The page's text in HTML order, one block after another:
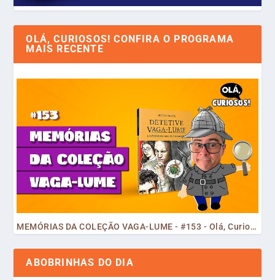
OLÁ, CURIOSOS! CONFIRA O PROGRAMA
MAIS RECENTE
MEMÓRIAS DA COLEÇÃO VAGA-LUME - #153 - Olá, Curiosos! 2023
ABOBRINHAS DO DIA